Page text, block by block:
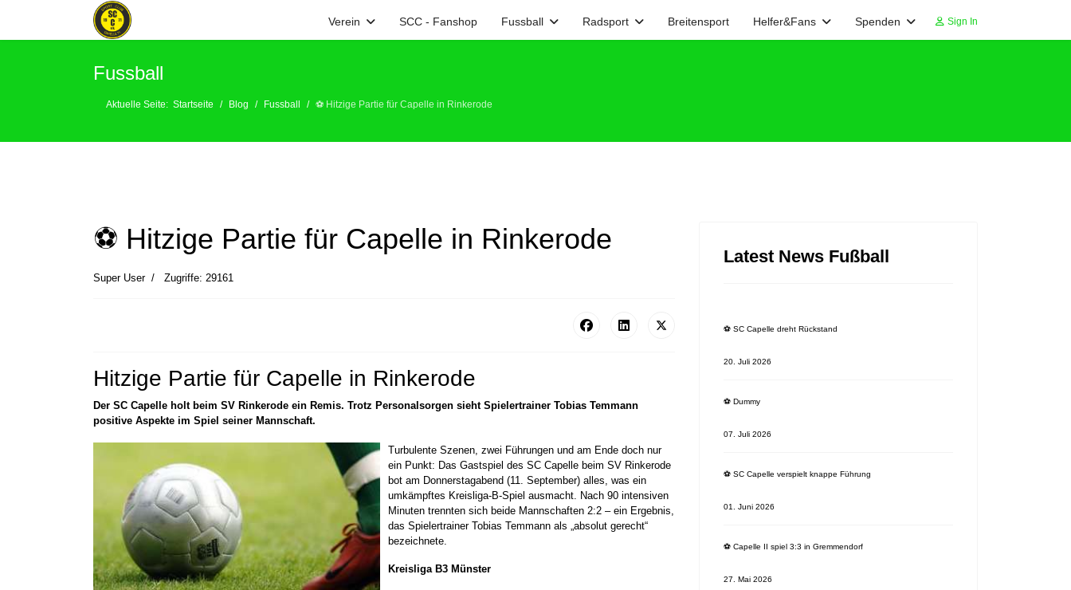
Verein SCC - Fanshop Fussball Radsport Breitensport Helfer&Fans Spenden Sign In
Fussball
Aktuelle Seite: Startseite Blog Fussball ⚽️ Hitzige Partie für Capelle in Rinkerode
⚽️ Hitzige Partie für Capelle in Rinkerode
Super User Zugriffe: 29161
Hitzige Partie für Capelle in Rinkerode
Der SC Capelle holt beim SV Rinkerode ein Remis. Trotz Personalsorgen sieht Spielertrainer Tobias Temmann
positive Aspekte im Spiel seiner Mannschaft.
Turbulente Szenen, zwei Führungen und am Ende doch nur
ein Punkt: Das Gastspiel des SC Capelle beim SV Rinkerode
bot am Donnerstagabend (11. September) alles, was ein
umkämpftes Kreisliga-B-Spiel ausmacht. Nach 90 intensiven
Minuten trennten sich beide Mannschaften 2:2 – ein Ergebnis,
das Spielertrainer Tobias Temmann als „absolut gerecht“
bezeichnete.
Kreisliga B3 Münster
Latest News Fußball
⚽️ SC Capelle dreht Rückstand
20. Juli 2026
⚽️ Dummy
07. Juli 2026
⚽️ SC Capelle verspielt knappe Führung
01. Juni 2026
⚽️ Capelle II spiel 3:3 in Gremmendorf
27. Mai 2026